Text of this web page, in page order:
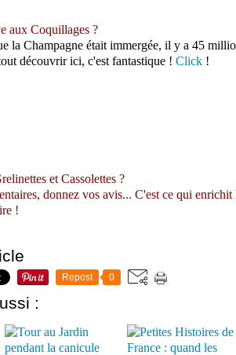
aux Coquillages ?
la Champagne était immergée, il y a 45
découvrir ici, c'est fantastique ! Click !
et Cassolettes ?
donnez vos avis... C'est ce qui
!
Repost 0
: